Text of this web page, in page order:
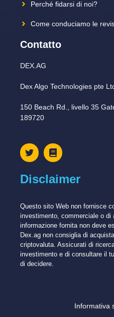
Perché fidarsi di noi?
Come conduciamo le
Contatto
DEX.AG
Dex Algo Technologies pte
150 Beach Rd., livello 35
189720
Disclaimer
Questo sito Web non fornisce
investimento, commerciale o di
informazione fornita non deve
Dex.ag non consiglia di
criptovaluta. Assicurati di
investimento e di consultare il
di decidere.
Informativa